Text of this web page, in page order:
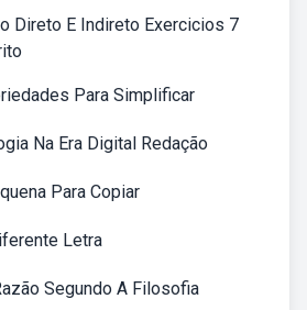
Direto E Indireto Exercicios 7
Para Simplificar
Na Era Digital Redação
Para Copiar
Letra
Segundo A Filosofia